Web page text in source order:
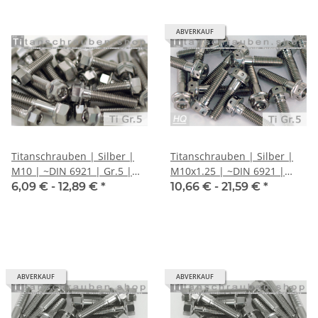
Titanschrauben | Silber |
M10 | ~DIN 6921 | Gr.5 |
Sechskant mit Flansch + ISK
6,09 € - 12,89 € *
ABVERKAUF
Titanschrauben | Silber |
M10x1.25 | ~DIN 6921 |
Gr.5 | Außen- +
10,66 € - 21,59 € *
ABVERKAUF ABVERKAUF